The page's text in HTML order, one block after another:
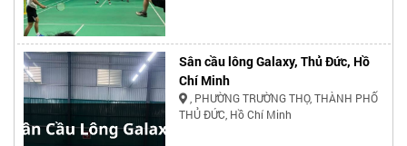
Sân cầu lông Galaxy, Thủ Đức, Hồ
Chí Minh
, PHƯỜNG TRƯỜNG THỌ, THÀNH PHỐ
THỦ ĐỨC, Hồ Chí Minh